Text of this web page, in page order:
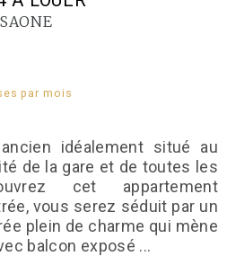
par mois
idéalement situé au
de la gare et de toutes les
cet appartement
vous serez séduit par un
plein de charme qui mène
balcon exposé ...